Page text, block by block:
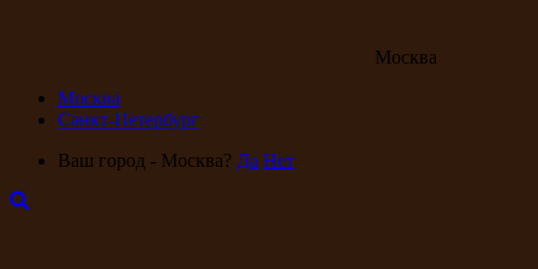
Москва
Москва
Санкт-Петербург
Ваш город - Москва? Да Нет